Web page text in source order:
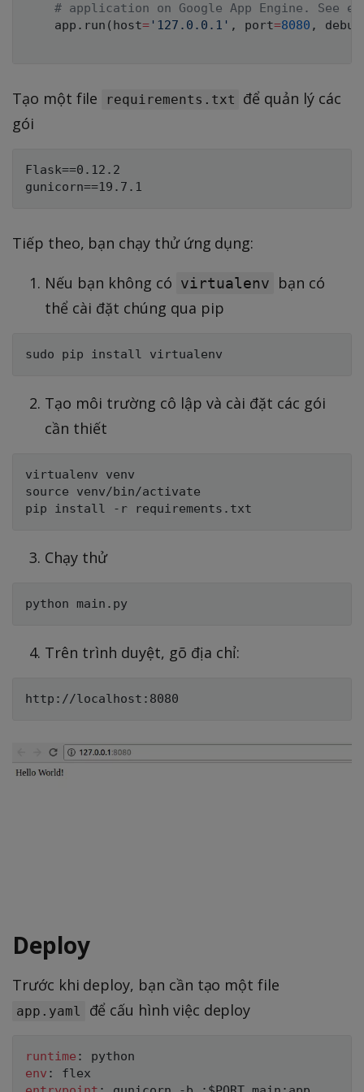
# application on Google App Engine. See
    app
. run ( host= '127.0.0.1' , port=8080 , debug
Tạo một file requirements.txt
để quản lý các
gói
Flask==0.12.2
Tiếp theo, bạn chạy thử ứng dụng:
Nếu bạn không có virtualenv
bạn có
thể cài đặt chúng qua pip
Tạo môi trường cô lập và cài đặt các gói
cần thiết
virtualenv venv
source venv/bin/activate
Chạy thử
Trên trình duyệt, gõ địa chỉ:
Deploy
Trước khi deploy, bạn cần tạo một file
app.yaml để cấu hình việc deploy
runtime :
env :